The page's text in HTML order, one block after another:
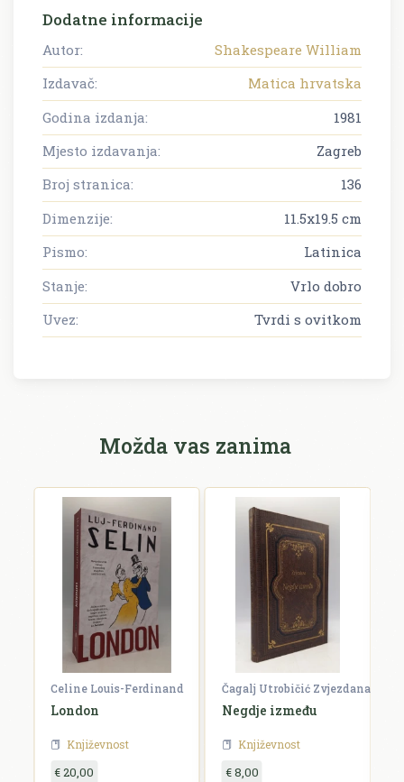
Dodatne informacije
Autor:
Shakespeare William
Izdavač:
Matica hrvatska
Godina izdanja:
1981
Mjesto izdavanja:
Zagreb
Broj stranica:
136
Dimenzije:
11.5x19.5 cm
Pismo:
Latinica
Stanje:
Vrlo dobro
Uvez:
Tvrdi s ovitkom
Možda vas zanima
Celine Louis-Ferdinand
London
Književnost
€ 20,00
Čagalj Utrobičić Zvjezdana
Negdje između
Književnost
€ 8,00